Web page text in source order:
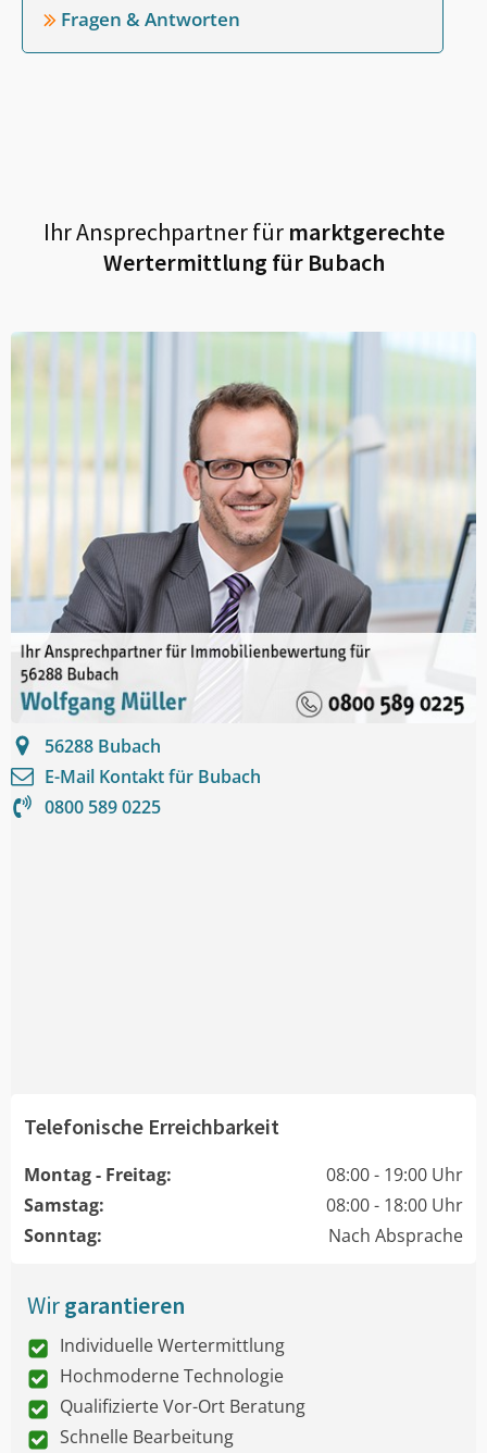
Fragen & Antworten
Ihr Ansprechpartner fürmarktgerechte
Wertermittlung für Bubach
56288 Bubach
E-Mail Kontakt für Bubach
0800 589 0225
Telefonische Erreichbarkeit
Montag - Freitag:
08:00 - 19:00 Uhr
Samstag:
08:00 - 18:00 Uhr
Sonntag:
Nach Absprache
Wirgarantieren
Individuelle Wertermittlung
Hochmoderne Technologie
Qualifizierte Vor-Ort Beratung
Schnelle Bearbeitung